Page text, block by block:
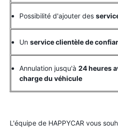
Possibilité d'ajouter des
Un service clientèle de
Annulation jusqu'à 24 heures
charge du véhicule
L'équipe de HAPPYCAR vous